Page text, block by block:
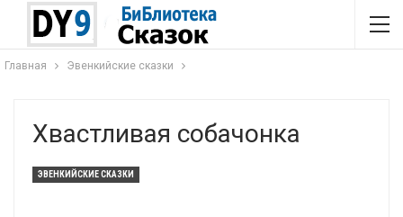
Главная Эвенкийские сказки
Хвастливая собачонка
ЭВЕНКИЙСКИЕ СКАЗКИ